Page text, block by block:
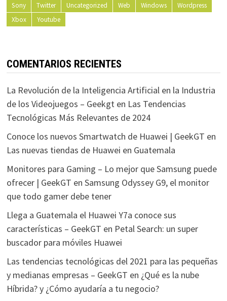
Sony
Twitter Uncategorized Web Windows
Wordpress
Xbox
Youtube
COMENTARIOS RECIENTES
La Revolución de la Inteligencia Artificial en la Industria
de los Videojuegos – Geekgt en Las Tendencias
Tecnológicas Más Relevantes de 2024
Conoce los nuevos Smartwatch de Huawei | GeekGT en
Las nuevas tiendas de Huawei en Guatemala
Monitores para Gaming – Lo mejor que Samsung puede
ofrecer | GeekGT en Samsung Odyssey G9, el monitor
que todo gamer debe tener
Llega a Guatemala el Huawei Y7a conoce sus
características – GeekGT en Petal Search: un super
buscador para móviles Huawei
Las tendencias tecnológicas del 2021 para las pequeñas
y medianas empresas – GeekGT en ¿Qué es la nube
Híbrida? y ¿Cómo ayudaría a tu negocio?